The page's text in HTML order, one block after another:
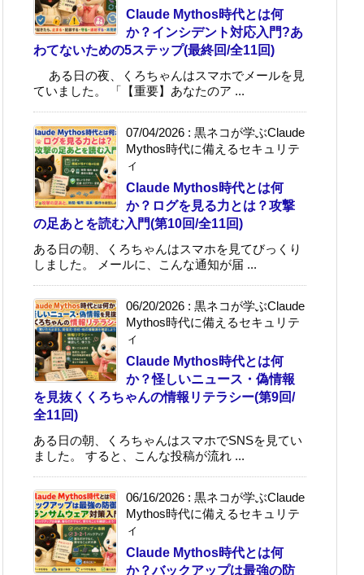
Claude Mythos時代とは何
か？インシデント対応入門?あ
わてないための5ステップ(最終回/全11回)
ある日の夜、くろちゃんはスマホでメールを見
ていました。 「【重要】あなたのア ...
07/04/2026 : 黒ネコが学ぶClaude
Mythos時代に備えるセキュリテ
ィ
Claude Mythos時代とは何
か？ログを見る力とは？攻撃
の足あとを読む入門(第10回/全11回)
ある日の朝、くろちゃんはスマホを見てびっくり
しました。 メールに、こんな通知が届 ...
06/20/2026 : 黒ネコが学ぶClaude
Mythos時代に備えるセキュリテ
ィ
Claude Mythos時代とは何
か？怪しいニュース・偽情報
を見抜くくろちゃんの情報リテラシー(第9回/
全11回)
ある日の朝、くろちゃんはスマホでSNSを見てい
ました。 すると、こんな投稿が流れ ...
06/16/2026 : 黒ネコが学ぶClaude
Mythos時代に備えるセキュリテ
ィ
Claude Mythos時代とは何
か？バックアップは最強の防